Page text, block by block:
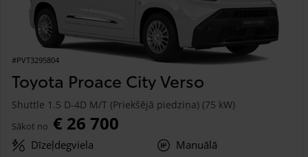
#PVT3295804
Toyota Proace City Verso
Shuttle 1.5 D-4D M/T (Priekšējā piedziņa) (75 kW)
Sākot no € 26 700
Dīzeļdegviela
Manuālā